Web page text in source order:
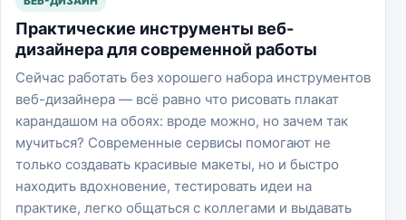
Практические инструменты веб-
дизайнера для современной работы
Сейчас работать без хорошего набора инструментов
веб-дизайнера — всё равно что рисовать плакат
карандашом на обоях: вроде можно, но зачем так
мучиться? Современные сервисы помогают не
только создавать красивые макеты, но и быстро
находить вдохновение, тестировать идеи на
практике, легко общаться с коллегами и выдавать